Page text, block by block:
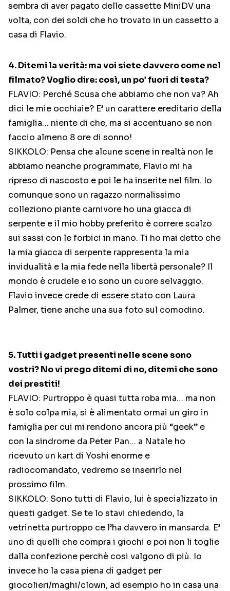
sembra di aver pagato delle cassette MiniDV una
volta, con dei soldi che ho trovato in un cassetto a
casa di Flavio.
4. Ditemi la verità: ma voi siete davvero come nel
filmato? Voglio dire: così, un po’ fuori di testa?
FLAVIO: Perché Scusa che abbiamo che non va? Ah
dici le mie occhiaie? E’ un carattere ereditario della
famiglia… niente di che, ma si accentuano se non
faccio almeno 8 ore di sonno!
SIKKOLO: Pensa che alcune scene in realtà non le
abbiamo neanche programmate, Flavio mi ha
ripreso di nascosto e poi le ha inserite nel film. Io
comunque sono un ragazzo normalissimo
colleziono piante carnivore ho una giacca di
serpente e il mio hobby preferito è correre scalzo
sui sassi con le forbici in mano. Ti ho mai detto che
la mia giacca di serpente rappresenta la mia
invidualità e la mia fede nella libertà personale? Il
mondo è crudele e io sono un cuore selvaggio.
Flavio invece crede di essere stato con Laura
Palmer, tiene anche una sua foto sul comodino.
5. Tutti i gadget presenti nelle scene sono
vostri? No vi prego ditemi di no, ditemi che sono
dei prestiti!
FLAVIO: Purtroppo è quasi tutta roba mia… ma non
è solo colpa mia, si è alimentato ormai un giro in
famiglia per cui mi rendono ancora più “geek” e
con la sindrome da Peter Pan… a Natale ho
ricevuto un kart di Yoshi enorme e
radiocomandato, vedremo se inserirlo nel
prossimo film.
SIKKOLO: Sono tutti di Flavio, lui è specializzato in
questi gadget. Se te lo stavi chiedendo, la
vetrinetta purtroppo ce l’ha davvero in mansarda. E’
uno di quelli che compra i giochi e poi non li toglie
dalla confezione perchè cosi valgono di più. Io
invece ho la casa piena di gadget per
giocolieri/maghi/clown, ad esempio ho in casa una